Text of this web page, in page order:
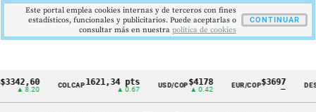
CintilloCOLCAP1621,34 pts USD/COP$4178
▲ 0.42
EUR/COP$3697
—
Este portal emplea cookies internas y de terceros con fines
estadísticos, funcionales y publicitarios. Puede aceptarlas o
consultar más en nuestra politica de cookies
CONTINUAR